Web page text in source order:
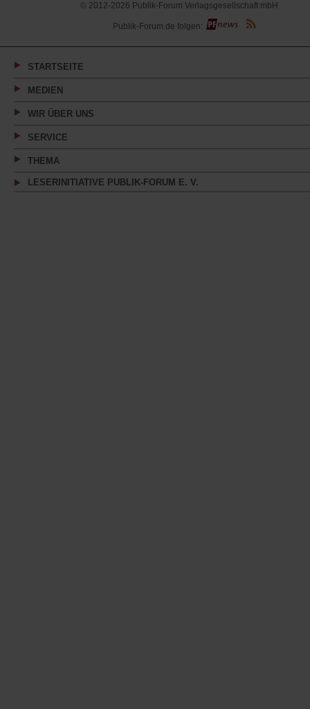
© 2012-2026 Publik-Forum Verlagsgesellschaft mbH
(Öffnet
in
neuen
Publik-Forum.de folgen:
STARTSEITE
MEDIEN
WIR ÜBER UNS
SERVICE
THEMA
LESERINITIATIVE PUBLIK-FORUM E. V.